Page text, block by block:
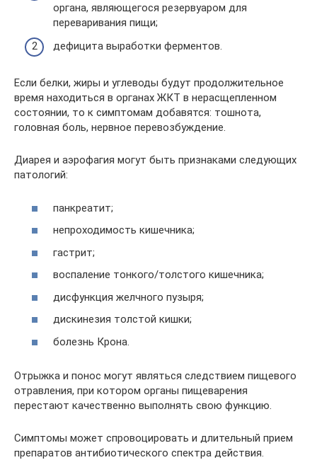
органа, являющегося резервуаром для
переваривания пищи;
дефицита выработки ферментов.
Если белки, жиры и углеводы будут продолжительное
время находиться в органах ЖКТ в нерасщепленном
состоянии, то к симптомам добавятся: тошнота,
головная боль, нервное перевозбуждение.
Диарея и аэрофагия могут быть признаками следующих
патологий:
панкреатит;
непроходимость кишечника;
гастрит;
воспаление тонкого/толстого кишечника;
дисфункция желчного пузыря;
дискинезия толстой кишки;
болезнь Крона.
Отрыжка и понос могут являться следствием пищевого
отравления, при котором органы пищеварения
перестают качественно выполнять свою функцию.
Симптомы может спровоцировать и длительный прием
препаратов антибиотического спектра действия.